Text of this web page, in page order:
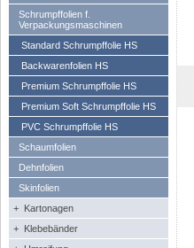
Schrumpffolien f.
Verpackungsmaschinen
Standard Schrumpffolie HS
Backwarenfolien HS
Premium Schrumpffolie HS
Premium Soft Schrumpffolie HS
PVC Schrumpffolie HS
Schaumfolien
Dehnfolien
Skinfolien
+ Kartonagen
+ Klebebänder